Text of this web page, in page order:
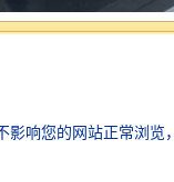
布局监测取样